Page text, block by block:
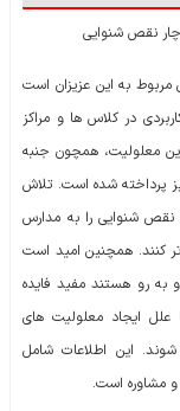
به این عزیزان است
در کلاس ها و مراکز
معلولیت، همچون جنبه
پرداخته شده است. تلاش
شنوایی را به مدارس
تر کنند. همچنین امید است
به رو هستند مفید فایده
علل ایجاد معلولیت های
شوند. این اطلاعات شامل
و مشاوره است.